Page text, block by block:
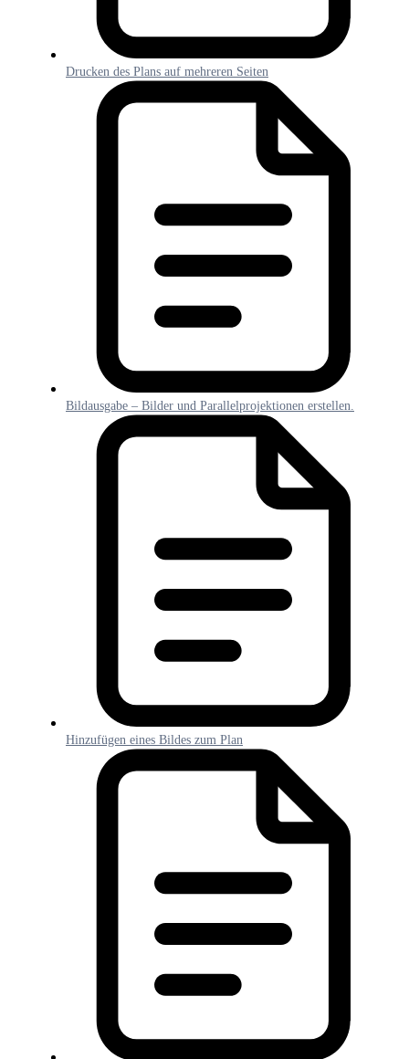
Drucken des Plans auf mehreren Seiten
Bildausgabe – Bilder und Parallelprojektionen erstellen.
Hinzufügen eines Bildes zum Plan